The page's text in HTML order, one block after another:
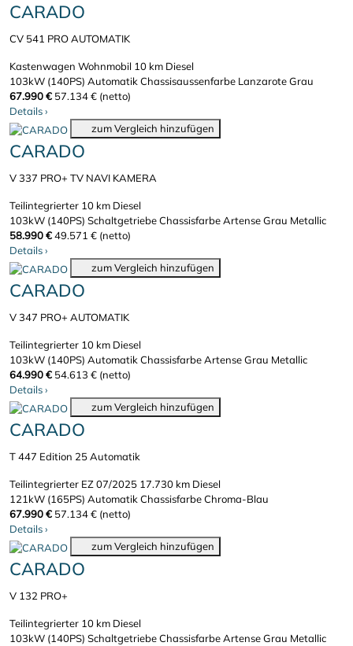
CARADO
CV 541 PRO AUTOMATIK
Kastenwagen Wohnmobil 10 km Diesel
103kW (140PS) AutomatikChassisaussenfarbe Lanzarote Grau
67.990 € 57.134 € (netto)
Details›
zum Vergleich hinzufügen
CARADO
V 337 PRO+ TV NAVI KAMERA
Teilintegrierter 10 km Diesel
103kW (140PS) SchaltgetriebeChassisfarbe Artense Grau Metallic
58.990 €49.571 € (netto)
Details›
zum Vergleich hinzufügen
CARADO
V 347 PRO+ AUTOMATIK
Teilintegrierter 10 km Diesel
103kW (140PS) AutomatikChassisfarbe Artense Grau Metallic
64.990 € 54.613 € (netto)
Details›
zum Vergleich hinzufügen
CARADO
T 447 Edition 25 Automatik
Teilintegrierter EZ 07/2025 17.730 km Diesel
121kW (165PS) AutomatikChassisfarbe Chroma-Blau
67.990 € 57.134 € (netto)
Details›
zum Vergleich hinzufügen
CARADO
V 132 PRO+
Teilintegrierter 10 km Diesel
103kW (140PS) SchaltgetriebeChassisfarbe Artense Grau Metallic